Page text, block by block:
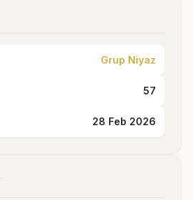
Grup Niyaz
57
28 Feb 2026